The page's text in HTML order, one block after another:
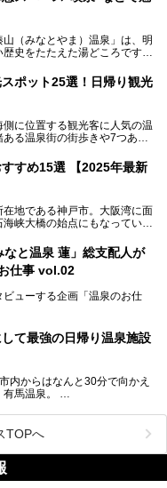
（みなとやま）温泉」は、明
史をたたえた湯どころです。
さらに、ゆったりくつろげて
ースも人気に。斬新な企画や
山温泉の魅力をリポートしま
ポット25選！日帰り観光
に位置する観光客に人気の温
る温泉街の街歩きや7つある
泉街が近く、歩いて回るのに
での訪問にもおすすめです。
。温泉やご当地グルメなどを
ースも紹介しているので、ぜ
すめ15選 【2025年最新
地である神戸市。大阪湾に面
峡大橋の始点にもなっていま
展したハーバーランドなど、
しです。
ると、神戸市といえば何とい
ルに体験できる健康ランドや
今回はそんな希望に沿う施設
と温泉 蓮」総支配人が
仕事 vol.02
ューする企画「温泉のお仕
ストオブ宿泊賞」に輝いた
に迫りました！
て最強の日帰り温泉施設
内からはなんと30分で向かえ
馬温泉。
え、人工のの炭酸泉まで楽し
いえる施設です。
の魅力の数々を紹介します！
TOPへ